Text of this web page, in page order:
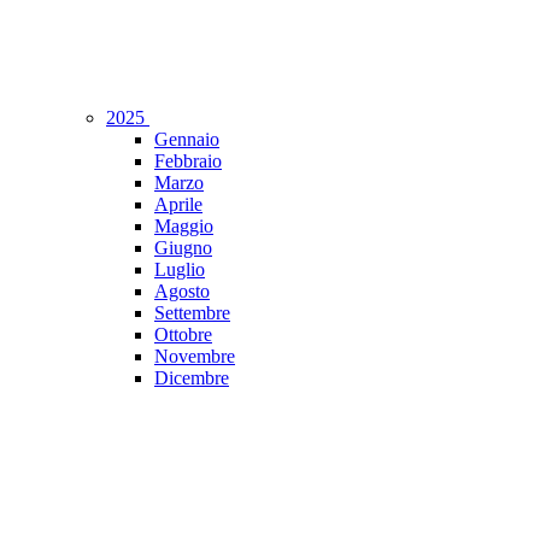
2025
Gennaio
Febbraio
Marzo
Aprile
Maggio
Giugno
Luglio
Agosto
Settembre
Ottobre
Novembre
Dicembre